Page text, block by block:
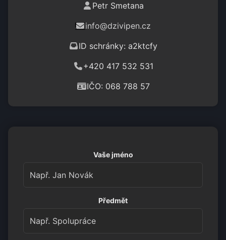
Petr Smetana
info@dzivipen.cz
ID schránky: a2ktcfy
+420 417 532 531
IČO: 068 788 57
Vaše jméno
Předmět